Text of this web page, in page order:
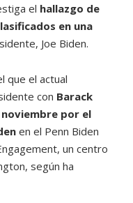
el hallazgo de
en una
Joe Biden.
que el actual
con Barack
por el
en el Penn Biden
un centro
según ha